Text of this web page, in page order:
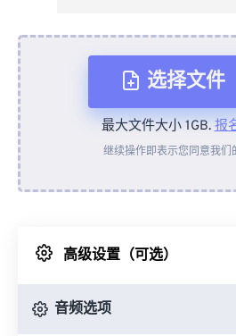
选择文件
从设备
来自 Google
最大文件大小 1GB.报
继续操作即表示您同意我们
高级设置（可选）
音频选项